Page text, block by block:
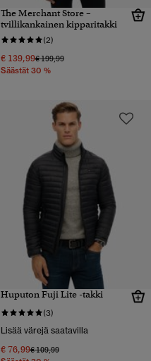
The Merchant Store –
tvillikankainen kipparitakki
(2)
€ 139,99Hinta alennettu hinnasta
€ 199,99hintaan
Säästät 30 %
Huputon Fuji Lite -takki
(3)
Lisää värejä saatavilla
€ 76,99Hinta alennettu hinnasta
€ 109,99hintaan